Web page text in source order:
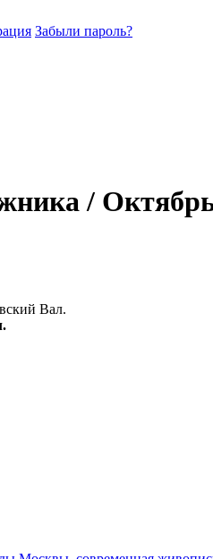
Забыли пароль?
/
Вал.